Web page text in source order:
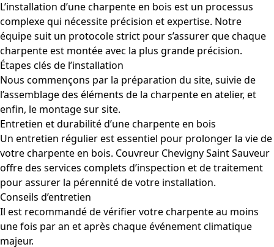
L’installation d’une charpente en bois est un processus
complexe qui nécessite précision et expertise. Notre
équipe suit un protocole strict pour s’assurer que chaque
charpente est montée avec la plus grande précision.
Étapes clés de l’installation
Nous commençons par la préparation du site, suivie de
l’assemblage des éléments de la charpente en atelier, et
enfin, le montage sur site.
Entretien et durabilité d’une charpente en bois
Un entretien régulier est essentiel pour prolonger la vie de
votre charpente en bois. Couvreur Chevigny Saint Sauveur
offre des services complets d’inspection et de traitement
pour assurer la pérennité de votre installation.
Conseils d’entretien
Il est recommandé de vérifier votre charpente au moins
une fois par an et après chaque événement climatique
majeur.